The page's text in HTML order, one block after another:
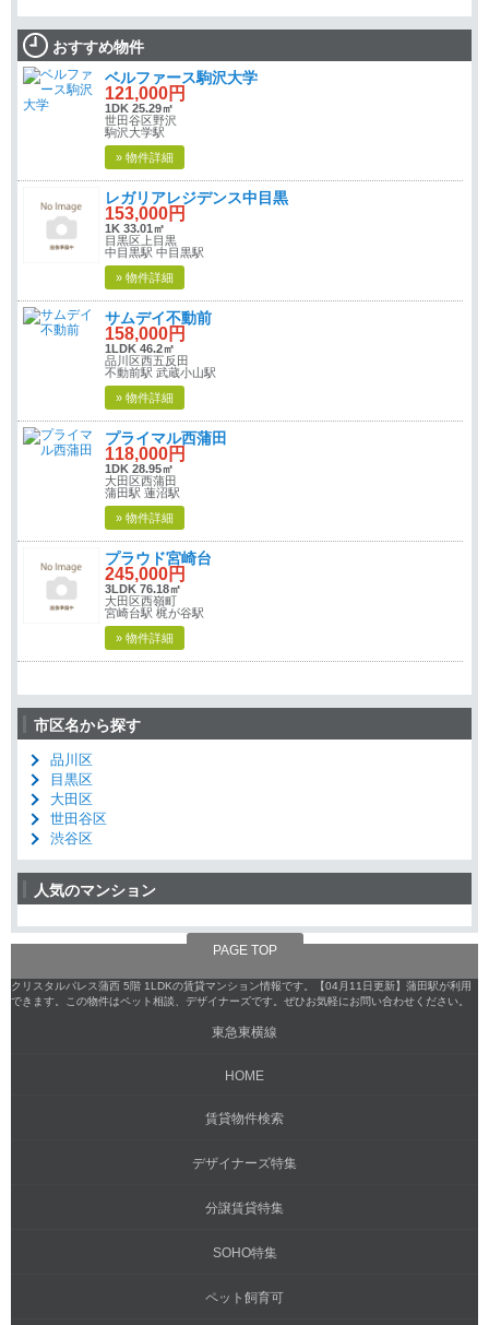
おすすめ物件
ベルファース駒沢大学
121,000円
1DK 25.29㎡
世田谷区野沢
駒沢大学駅
» 物件詳細
レガリアレジデンス中目黒
153,000円
1K 33.01㎡
目黒区上目黒
中目黒駅 中目黒駅
» 物件詳細
サムデイ不動前
158,000円
1LDK 46.2㎡
品川区西五反田
不動前駅 武蔵小山駅
» 物件詳細
プライマル西蒲田
118,000円
1DK 28.95㎡
大田区西蒲田
蒲田駅 蓮沼駅
» 物件詳細
プラウド宮崎台
245,000円
3LDK 76.18㎡
大田区西嶺町
宮崎台駅 梶が谷駅
» 物件詳細
市区名から探す
品川区
目黒区
大田区
世田谷区
渋谷区
人気のマンション
PAGE TOP
クリスタルパレス蒲西 5階 1LDKの賃貸マンション情報です。【04月11日更新】蒲田駅が利用
できます。この物件はペット相談、デザイナーズです。ぜひお気軽にお問い合わせください。
東急東横線
HOME
賃貸物件検索
デザイナーズ特集
分譲賃貸特集
SOHO特集
ペット飼育可